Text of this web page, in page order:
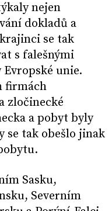
nejen
dokladů a
se tak
s falešnými
unie.
firmách
zločinecké
a pobyt byly
se tak obešlo jinak
Sasku,
Severním